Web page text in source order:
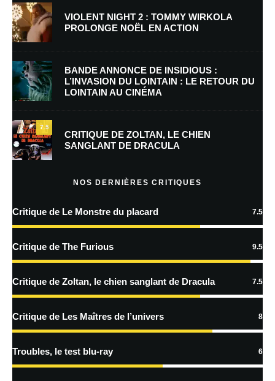
E-mail *
Enregistrer mon nom, mon e-mail et mon site dans le navigateur pour
mon prochain commentaire.
plus sur la façon dont les données de vos commentaires sont
VIOLENT NIGHT 2 : TOMMY WIRKOLA
PROLONGE NOËL EN ACTION
BANDE ANNONCE DE INSIDIOUS :
L’INVASION DU LOINTAIN : LE RETOUR DU
LOINTAIN AU CINÉMA
7.5
CRITIQUE DE ZOLTAN, LE CHIEN
SANGLANT DE DRACULA
NOS DERNIÈRES CRITIQUES
Critique de Le Monstre du placard 7.5
Critique de The Furious 9.5
Critique de Zoltan, le chien sanglant de Dracula 7.5
Critique de Les Maîtres de l’univers 8
Troubles, le test blu-ray 6